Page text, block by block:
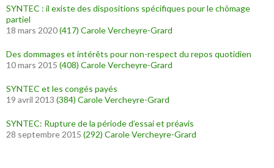
SYNTEC : il existe des dispositions spécifiques pour le chômage
partiel
18 mars 2020(417) Carole Vercheyre-Grard
Des dommages et intérêts pour non-respect du repos quotidien
10 mars 2015 (408) Carole Vercheyre-Grard
SYNTEC et les congés payés
19 avril 2013 (384) Carole Vercheyre-Grard
SYNTEC: Rupture de la période d’essai et préavis
28 septembre 2015 (292) Carole Vercheyre-Grard